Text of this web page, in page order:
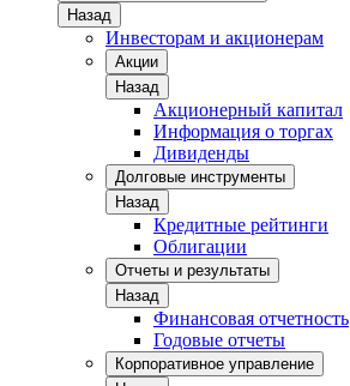
Назад
Инвесторам и акционерам
Акции
Назад
Акционерный капитал
Информация о торгах
Дивиденды
Долговые инструменты
Назад
Кредитные рейтинги
Облигации
Отчеты и результаты
Назад
Финансовая отчетность
Годовые отчеты
Корпоративное управление